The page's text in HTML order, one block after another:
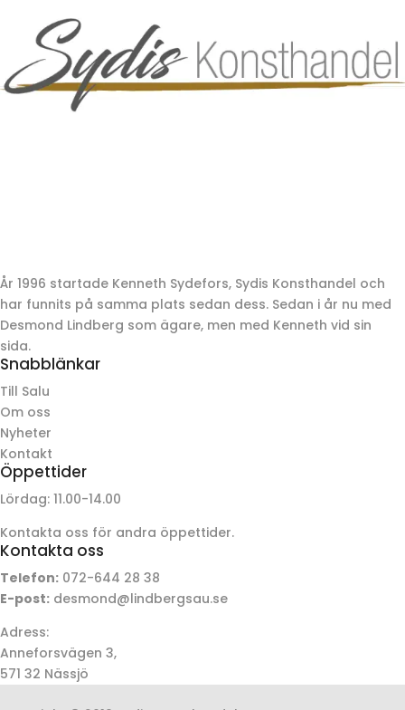
År 1996 startade Kenneth Sydefors, Sydis Konsthandel och
har funnits på samma plats sedan dess. Sedan i år nu med
Desmond Lindberg som ägare, men med Kenneth vid sin
sida.
Snabblänkar
Till Salu
Om oss
Nyheter
Kontakt
Öppettider
Lördag: 11.00-14.00
Kontakta oss för andra öppettider.
Kontakta oss
Telefon: 072-644 28 38
E-post: desmond@lindbergsau.se
Adress:
Anneforsvägen 3,
571 32 Nässjö